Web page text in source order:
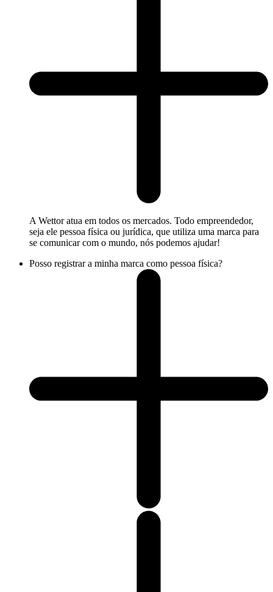
A Wettor atua em todos os mercados. Todo empreendedor,
seja ele pessoa física ou jurídica, que utiliza uma marca para
se comunicar com o mundo, nós podemos ajudar!
Posso registrar a minha marca como pessoa física?